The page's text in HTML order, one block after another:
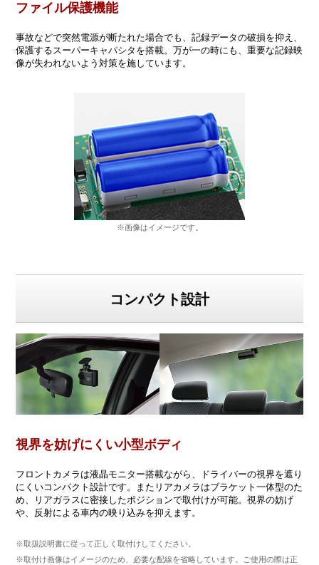
ファイル保護機能
事故などで突然電源が断たれた場合でも、記録データの破損を抑え、
保護するスーパーキャパシタを搭載。万が一の時にも、重要な記録映
像が失われないよう対策を施しています。
※画像はイメージです。
コンパクト設計
視界を妨げにくい小型ボディ
フロントカメラは液晶モニター搭載ながら、ドライバーの視界を遮り
にくいコンパクト設計です。またリアカメラはブラケット一体型のた
め、リアガラスに密接したポジションで取付けが可能。視界の妨げ
や、反射による車内の映り込みを抑えます。
※取扱説明書に従って正しく取付けしてください。
※取付け画像はイメージのため、必要な配線を省略しています。ご使用の際は正